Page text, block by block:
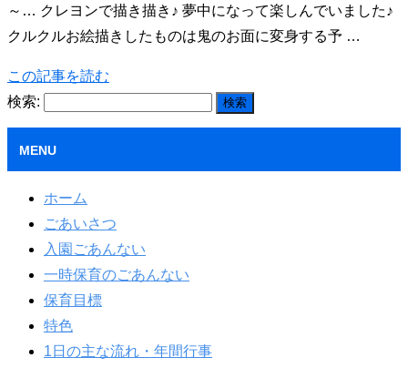
～… クレヨンで描き描き♪ 夢中になって楽しんでいました♪
クルクルお絵描きしたものは鬼のお面に変身する予 …
この記事を読む
検索:
MENU
ホーム
ごあいさつ
入園ごあんない
一時保育のごあんない
保育目標
特色
1日の主な流れ・年間行事